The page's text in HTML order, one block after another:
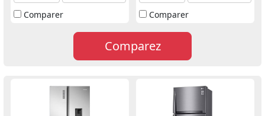
Comparer
Comparer
Comparez